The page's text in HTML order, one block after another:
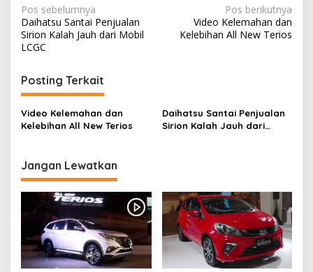
N
a
v
i
g
a
s
p
o
s
Pos sebelumnya
Daihatsu Santai Penjualan
Sirion Kalah Jauh dari Mobil
LCGC
Pos berikutnya
Video Kelemahan dan
Kelebihan All New Terios
Posting Terkait
Video Kelemahan dan
Kelebihan All New Terios
Daihatsu Santai Penjualan
Sirion Kalah Jauh dari
Jangan Lewatkan